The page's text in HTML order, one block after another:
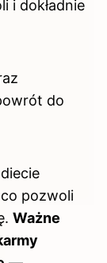
i dokładnie
do
pozwoli
Ważne